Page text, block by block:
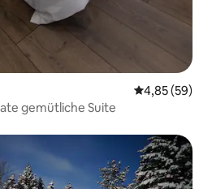
4,85 (59)
gemütliche Suite